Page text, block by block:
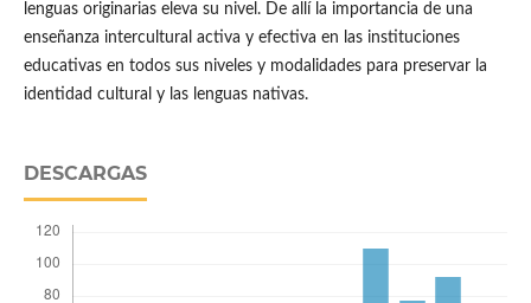
lenguas originarias eleva su nivel. De allí la importancia de una
enseñanza intercultural activa y efectiva en las instituciones
educativas en todos sus niveles y modalidades para preservar la
identidad cultural y las lenguas nativas.
DESCARGAS